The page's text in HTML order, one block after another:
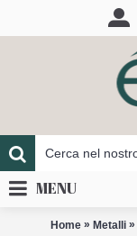
MENU
Home » Metalli »